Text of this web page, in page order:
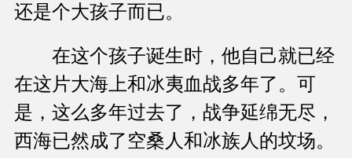
还是个大孩子而已。
在这个孩子诞生时，他自己就已经
在这片大海上和冰夷血战多年了。可
是，这么多年过去了，战争延绵无尽，
西海已然成了空桑人和冰族人的坟场。